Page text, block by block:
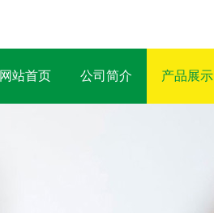
网站首页 公司简介 产品展示